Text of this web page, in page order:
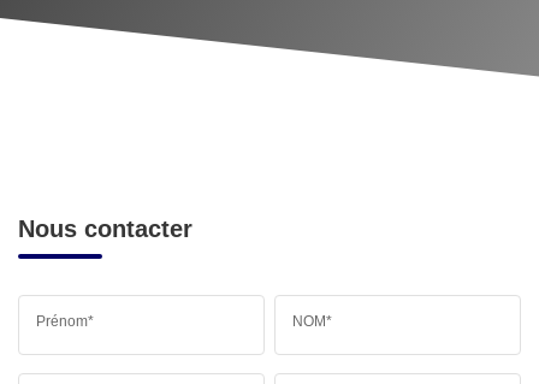
Nous contacter
Prénom* NOM*